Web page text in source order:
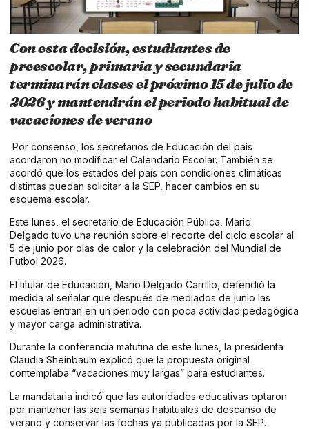
Con esta decisión, estudiantes de
preescolar, primaria y secundaria
terminarán clases el próximo 15 de julio de
2026 y mantendrán el periodo habitual de
vacaciones de verano
Por consenso, los secretarios de Educación del país
acordaron no modificar el Calendario Escolar. También se
acordó que los estados del país con condiciones climáticas
distintas puedan solicitar a la SEP, hacer cambios en su
esquema escolar.
Este lunes, el secretario de Educación Pública, Mario
Delgado tuvo una reunión sobre el recorte del ciclo escolar al
5 de junio por olas de calor y la celebración del Mundial de
Futbol 2026.
El titular de Educación, Mario Delgado Carrillo, defendió la
medida al señalar que después de mediados de junio las
escuelas entran en un periodo con poca actividad pedagógica
y mayor carga administrativa.
Durante la conferencia matutina de este lunes, la presidenta
Claudia Sheinbaum explicó que la propuesta original
contemplaba “vacaciones muy largas” para estudiantes.
La mandataria indicó que las autoridades educativas optaron
por mantener las seis semanas habituales de descanso de
verano y conservar las fechas ya publicadas por la SEP.